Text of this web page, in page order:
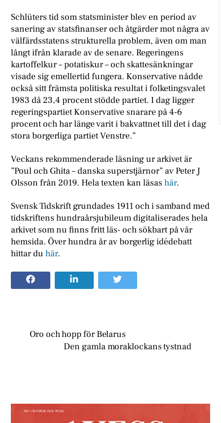
Schlüters tid som statsminister blev en period av
sanering av statsfinanser och åtgärder mot några av
välfärdsstatens strukturella problem, även om man
långt ifrån klarade av de senare. Regeringens
kartoffelkur – potatiskur – och skattesänkningar
visade sig emellertid fungera. Konservative nådde
också sitt främsta politiska resultat i folketingsvalet
1983 då 23,4 procent stödde partiet. I dag ligger
regeringspartiet Konservative snarare på 4-6
procent och har länge varit i bakvattnet till det i dag
stora borgerliga partiet Venstre.”
Veckans rekommenderade läsning ur arkivet är
”Poul och Ghita – danska superstjärnor” av Peter J
Olsson från 2019. Hela texten kan läsashär.
Svensk Tidskrift grundades 1911 och i samband med
tidskriftens hundraårsjubileum digitaliserades hela
arkivet som nu finns fritt läs- och sökbart på vår
hemsida. Över hundra år av borgerlig idédebatt
hittar duhär.
Oro och hopp för Belarus
Den gamla moraklockans tystnad